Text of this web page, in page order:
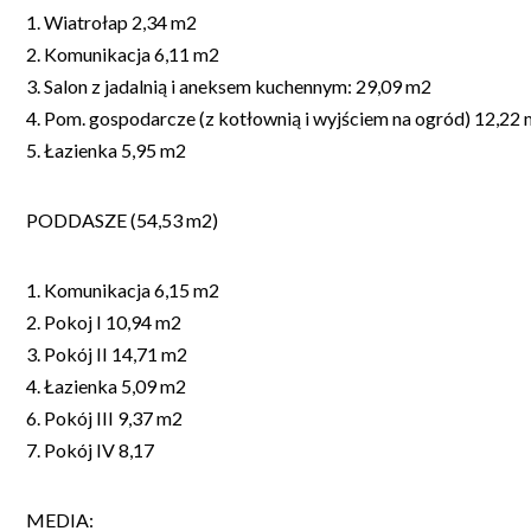
1. Wiatrołap 2,34 m2
2. Komunikacja 6,11 m2
3. Salon z jadalnią i aneksem kuchennym: 29,09 m2
4. Pom. gospodarcze (z kotłownią i wyjściem na ogród) 12,22
5. Łazienka 5,95 m2
PODDASZE (54,53 m2)
1. Komunikacja 6,15 m2
2. Pokoj I 10,94 m2
3. Pokój II 14,71 m2
4. Łazienka 5,09 m2
6. Pokój III 9,37 m2
7. Pokój IV 8,17
MEDIA: